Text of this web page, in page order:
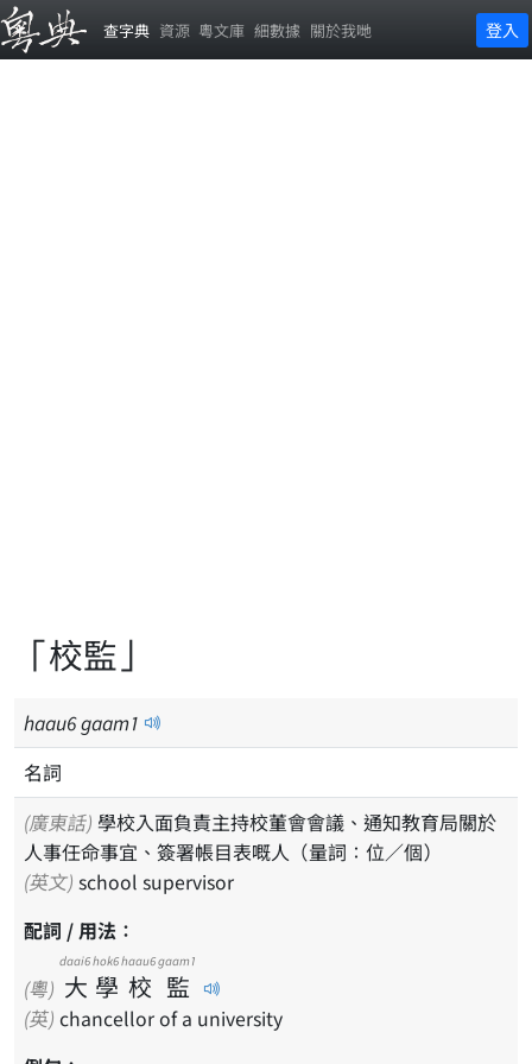
查字典 資源 粵文庫 細數據 關於我哋 登入
「校監」
haau6gaam1
名詞
(廣東話)
人事任命事宜、簽署帳目表嘅人（量詞：位／個）
(英文) school supervisor
配詞 / 用法：
(粵) 大
daai6
學
hok6
校
haau6
監
gaam1
(英) chancellor of a university